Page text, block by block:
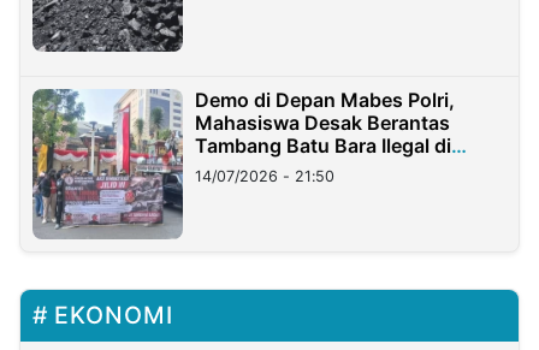
Demo di Depan Mabes Polri,
Mahasiswa Desak Berantas
Tambang Batu Bara Ilegal di
Lampung
14/07/2026 - 21:50
EKONOMI